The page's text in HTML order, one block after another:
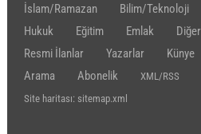
İslam/Ramazan
Bilim/Teknoloji
Hukuk
Eğitim Emlak Diğer
Resmi İlanlar
Yazarlar Künye
Arama
Abonelik
XML/RSS
Site haritası: sitemap.xml